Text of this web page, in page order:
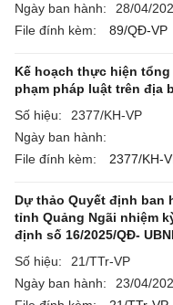
Ngày ban hành:
28/04/
File đính kèm:
89/QĐ-VP
Kế hoạch thực hiện
phạm pháp luật trên địa
Số hiệu:
2377/KH-VP
Ngày ban hành:
File đính kèm:
2377/KH-
Dự thảo Quyết định ban
tỉnh Quảng Ngãi nhiệm
định số 16/2025/QĐ-
Số hiệu:
21/TTr-VP
Ngày ban hành:
23/04/